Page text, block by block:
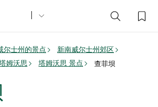
尔士州的景点
新南威尔士州郊区
姆沃思 塔姆沃思 景点 查菲坝